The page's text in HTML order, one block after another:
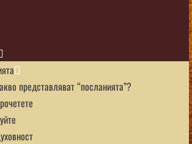
представляват “посланията”?